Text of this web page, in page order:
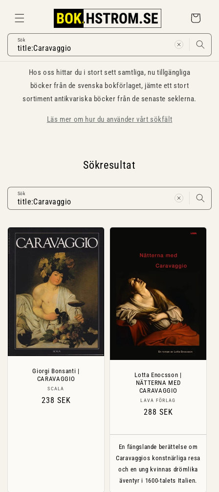
innehåll
Varukorg
Sök
Hos oss hittar du i stort sett samtliga, nu tillgängliga
böcker från de svenska bokförlaget, jämte ett stort
sortiment antikvariska böcker från de senaste seklerna.
Läs mer om hur du använder vårt sökfält
Sökresultat
Sök
Giorgi Bonsanti |
CARAVAGGIO
Säljare:
SCALA
Ordinarie
238 SEK
Lotta Enocsson |
NÄTTERNA MED
CARAVAGGIO
Säljare:
LAVA FÖRLAG
Ordinarie
288 SEK
En fängslande berättelse om
Caravaggios konstnärliga resa
och en ung kvinnas drömlika
äventyr i 1600-talets Italien.